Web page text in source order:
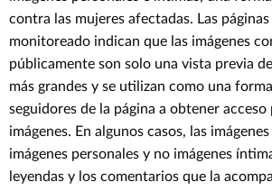
contra las mujeres afectadas. Las
monitoreado indican que las imágenes
públicamente son solo una vista previa
más grandes y se utilizan como una
seguidores de la página a obtener acceso
imágenes. En algunos casos, las
imágenes personales y no imágenes
leyendas y los comentarios que la